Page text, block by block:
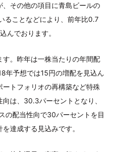
その他の項目に青島ビールの
ることなどにより、前年比0.7
んでおります。
。昨年は一株当たりの年間配
年予想では15円の増配を見込ん
トフォリオの再構築など特殊
は、30.3パーセントとなり、
の配当性向で30パーセントを目
達成する見込みです。